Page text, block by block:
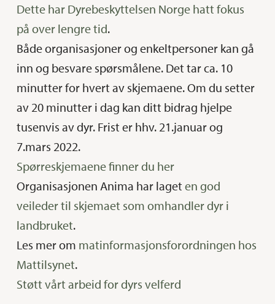
Dette har Dyrebeskyttelsen Norge hatt fokus
på over lengre tid.
Både organisasjoner og enkeltpersoner kan gå
inn og besvare spørsmålene. Det tar ca. 10
minutter for hvert av skjemaene. Om du setter
av 20 minutter i dag kan ditt bidrag hjelpe
tusenvis av dyr. Frist er hhv. 21.januar og
7.mars 2022.
Spørreskjemaene finner du her
Organisasjonen Anima har laget en god
veileder til skjemaet som omhandler dyr i
landbruket.
Les mer om matinformasjonsforordningen hos
Mattilsynet.
Støtt vårt arbeid for dyrs velferd